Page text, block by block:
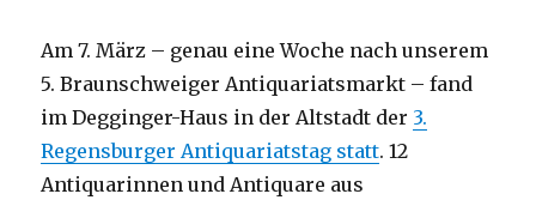
Am 7. März – genau eine Woche nach unserem
5. Braunschweiger Antiquariatsmarkt – fand
im Degginger-Haus in der Altstadt der 3.
Regensburger Antiquariatstag statt. 12
Antiquarinnen und Antiquare aus